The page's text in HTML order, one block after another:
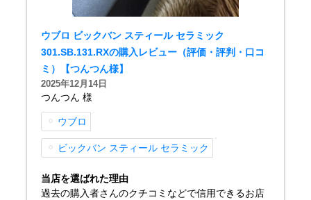
ウブロ ビックバン スティール セラミック
301.SB.131.RXの購入レビュー（評価・評判・口コ
ミ）【つんつん様】
2025年12月14日
つんつん 様
ウブロ
ビックバン スティール セラミック
当店を選ばれた理由
過去の購入者さんのクチコミなどで信用できるお店